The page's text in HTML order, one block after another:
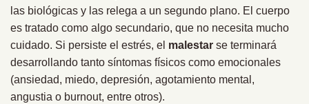
las biológicas y las relega a un segundo plano. El cuerpo
es tratado como algo secundario, que no necesita mucho
cuidado. Si persiste el estrés, el malestar se terminará
desarrollando tanto síntomas físicos como emocionales
(ansiedad, miedo, depresión, agotamiento mental,
angustia o burnout, entre otros).